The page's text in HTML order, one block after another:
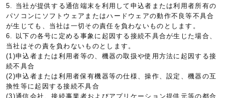
5. 当社が提供する通信端末を利用して申込者または利用者所有の
パソコンにソフトウェアまたはハードウェアの動作不良等不具合
が生じても、当社は一切その責任を負わないものとします。
6. 以下の各号に定める事象に起因する接続不具合が生じた場合、
当社はその責を負わないものとします。
(1)申込者または利用者等の、機器の取扱や使用方法に起因する接
続不具合
(2)申込者または利用者保有機器等の仕様、操作、設定、機器の互
換性等に起因する接続不具合
(3)通信会社、接続事業者およびアプリケーション提供元等の都合